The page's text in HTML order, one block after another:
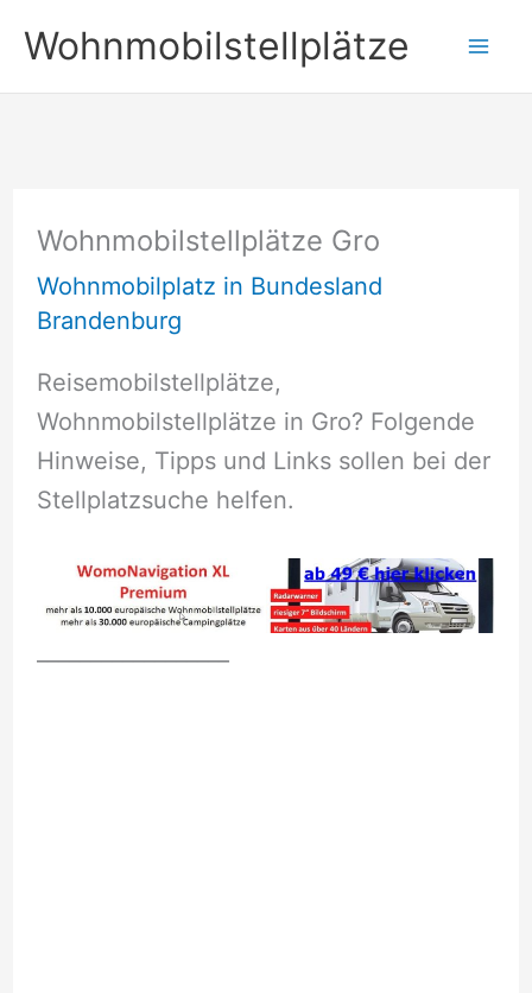
Inhalt
springen
Wohnmobilstellplätze
Wohnmobilstellplätze Gro
Wohnmobilplatz in Bundesland
Brandenburg
Reisemobilstellplätze,
Wohnmobilstellplätze in Gro? Folgende
Hinweise, Tipps und Links sollen bei der
Stellplatzsuche helfen.